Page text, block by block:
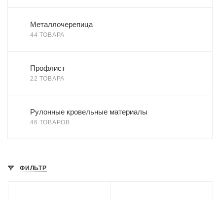
Металлочерепица
44 ТОВАРА
Профлист
22 ТОВАРА
Рулонные кровельные материалы
46 ТОВАРОВ
ФИЛЬТР